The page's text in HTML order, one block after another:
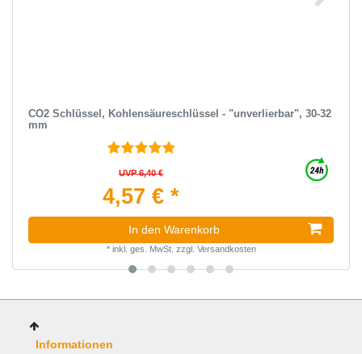
CO2 Schlüssel, Kohlensäureschlüssel - "unverlierbar", 30-32
mm
UVP 6,40 €
4,57 € *
In den Warenkorb
* inkl. ges. MwSt. zzgl. Versandkosten
Informationen